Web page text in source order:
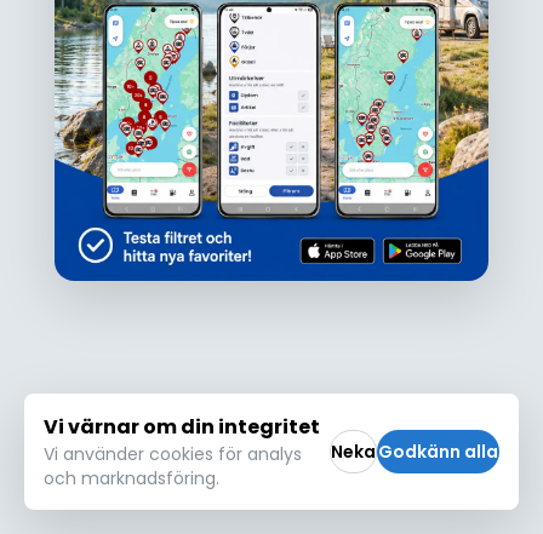
Ojdå!
Den här platsen hittades inte eller kunde
inte läsas in korrekt. Vänligen försök igen
Försök igen
Vi värnar om din integritet
Vi använder cookies för analys
och marknadsföring.
NekaGodkänn alla